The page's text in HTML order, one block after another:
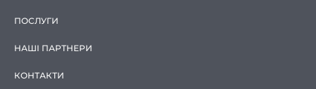
ПОСЛУГИ
НАШІ ПАРТНЕРИ
КОНТАКТИ